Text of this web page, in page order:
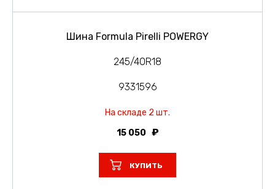
Шина Formula Pirelli POWERGY
245/40R18
9331596
На складе 2 шт.
15 050
КУПИТЬ